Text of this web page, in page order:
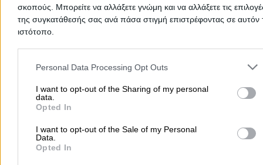
σκοπούς. Μπορείτε να αλλάξετε γνώμη και να αλλάξετε τις
της συγκατάθεσής σας ανά πάσα στιγμή επιστρέφοντας σε αυτόν
ιστότοπο.
Please note that this website/app uses one or more Google
and may gather and store information including but not limited to
to Google and its third-party tags to use your data for below
purposes in below Google consent section.
Personal Data Processing Opt Outs
I want to opt-out of the Sharing of my personal
data.
Opted In
I want to opt-out of the Sale of my Personal
Data.
Opted In
PERAKIS (Περάκης Γεώργιος Ν.)
Δημοφιλείς Αναζητήσεις
Μετακομίσεις & Μεταφορές